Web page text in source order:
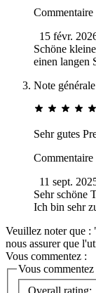
Commentaire
15 févr.
Schöne
einen langen
Note générale
Sehr gutes
Commentaire
11 sept.
Sehr schöne
Ich bin sehr
Veuillez noter que
nous assurer que
Vous commentez :
Vous commentez
Overall rating: